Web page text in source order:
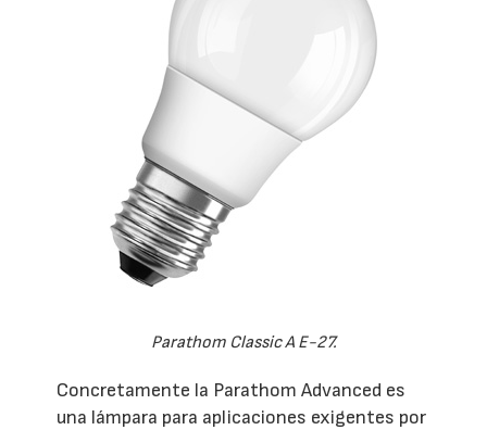
Parathom Classic A E-27.
Concretamente la Parathom Advanced es
una lámpara para aplicaciones exigentes por